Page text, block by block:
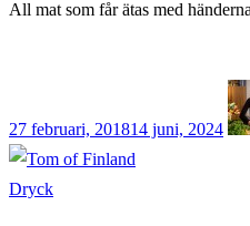
All mat som får ätas med
27 februari, 201814 juni, 2024
Dryck